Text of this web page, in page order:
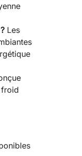
Les
froid